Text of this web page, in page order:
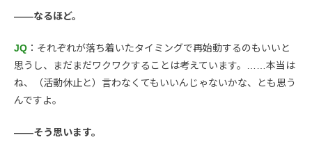
――なるほど。
JQ ：それぞれが落ち着いたタイミングで再始動するのもいいと
思うし、まだまだワクワクすることは考えています。……本当は
ね、（活動休止と）言わなくてもいいんじゃないかな、とも思う
んですよ。
――そう思います。